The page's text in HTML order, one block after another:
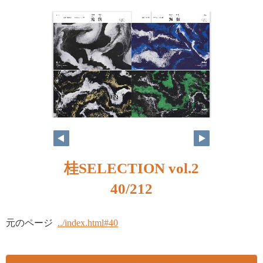
桂SELECTION vol.2
40/212
元のページ ../index.html#40